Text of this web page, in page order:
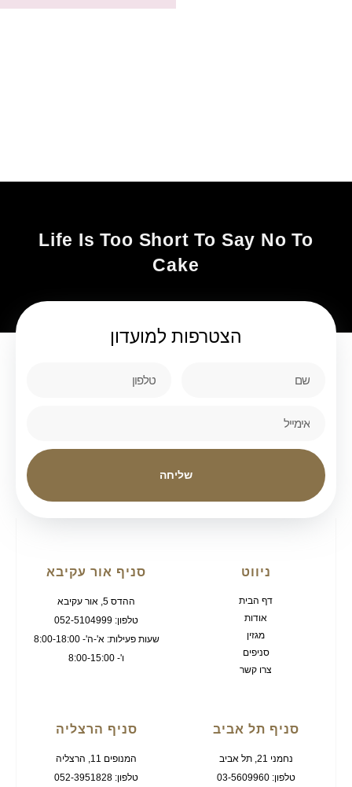
Life Is Too Short To Say No To
Cake
הצטרפות למועדון
שליחה
ניווט
דף הבית
אודות
מגזין
סניפים
צרו קשר
סניף אור עקיבא
ההדס 5, אור עקיבא
טלפון: 052-5104999
שעות פעילות: א'-ה'- 8:00-18:00
ו'- 8:00-15:00
סניף תל אביב
נחמני 21, תל אביב
טלפון: 03-5609960
סניף הרצליה
המנופים 11, הרצליה
טלפון: 052-3951828